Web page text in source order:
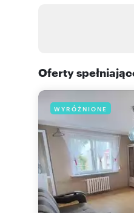
Oferty
WYRÓŻNIONE